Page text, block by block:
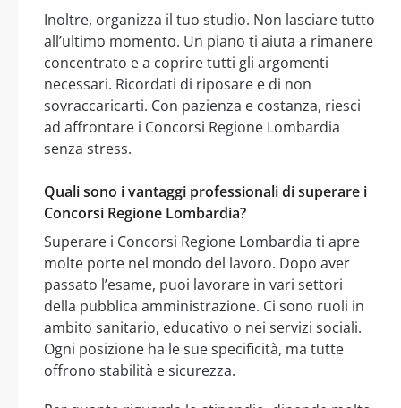
Inoltre, organizza il tuo studio. Non lasciare tutto
all’ultimo momento. Un piano ti aiuta a rimanere
concentrato e a coprire tutti gli argomenti
necessari. Ricordati di riposare e di non
sovraccaricarti. Con pazienza e costanza, riesci
ad affrontare i Concorsi Regione Lombardia
senza stress.
Quali sono i vantaggi professionali di superare i
Concorsi Regione Lombardia?
Superare i Concorsi Regione Lombardia ti apre
molte porte nel mondo del lavoro. Dopo aver
passato l’esame, puoi lavorare in vari settori
della pubblica amministrazione. Ci sono ruoli in
ambito sanitario, educativo o nei servizi sociali.
Ogni posizione ha le sue specificità, ma tutte
offrono stabilità e sicurezza.